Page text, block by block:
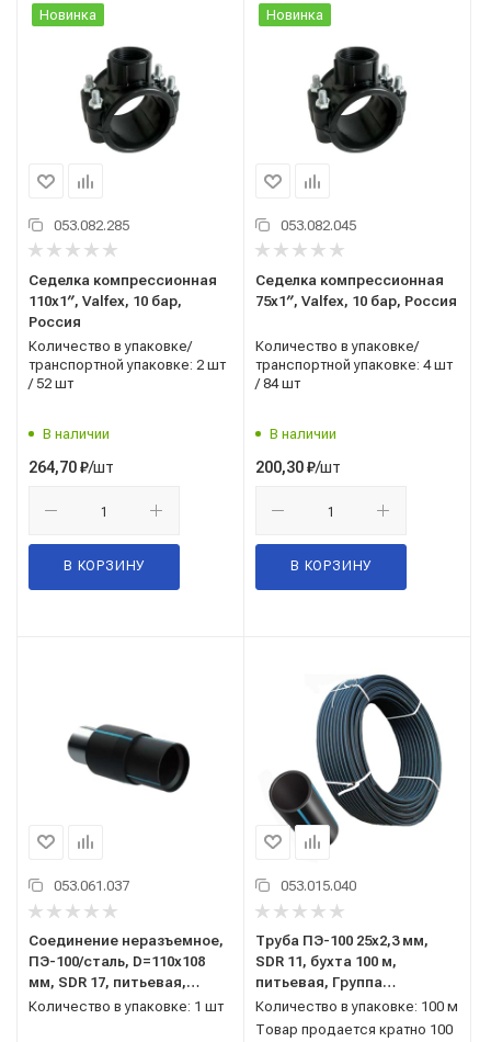
Новинка
053.082.285
Седелка компрессионная
110x1′′, Valfex, 10 бар,
Россия
Количество в упаковке/
транспортной упаковке: 2 шт
/ 52 шт
В наличии
264,70₽/шт
В КОРЗИНУ
Новинка
053.082.045
Седелка компрессионная
75x1′′, Valfex, 10 бар, Россия
Количество в упаковке/
транспортной упаковке: 4 шт
/ 84 шт
В наличии
200,30₽/шт
В КОРЗИНУ
053.061.037
Соединение неразъемное,
ПЭ-100/сталь, D=110х108
мм, SDR 17, питьевая,
Группа Полипластик,
Количество в упаковке: 1 шт
053.015.040
Труба ПЭ-100 25x2,3 мм,
SDR 11, бухта 100 м,
питьевая, Группа
Полипластик
Количество в упаковке: 100 м
Товар продается кратно 100